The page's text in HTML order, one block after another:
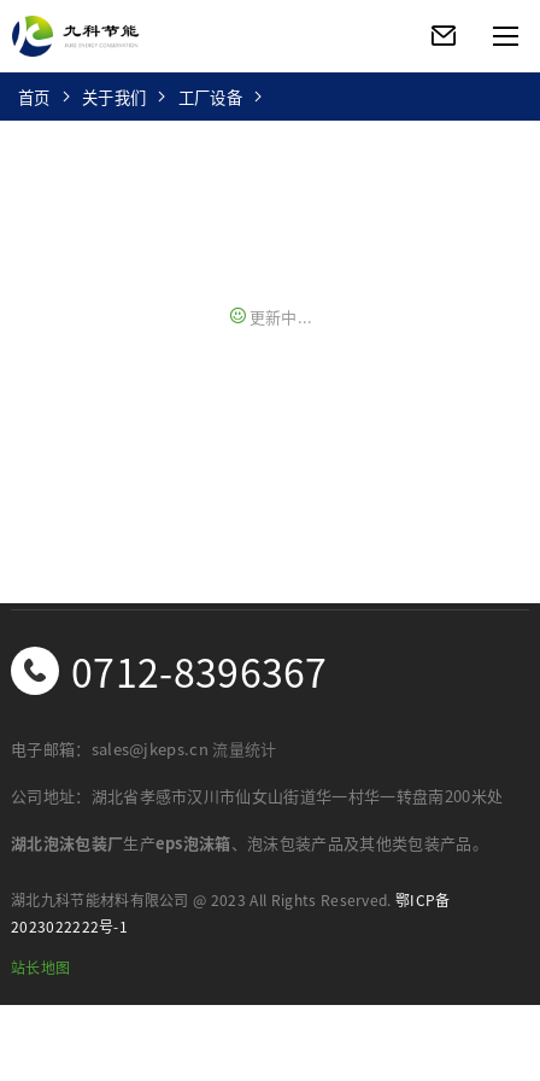
首页 关于我们 工厂设备
更新中...
0712-8396367
电子邮箱：sales@jkeps.cn 流量统计
公司地址：湖北省孝感市汉川市仙女山街道华一村华一转盘南200米处
湖北泡沫包装厂生产eps泡沫箱、泡沫包装产品及其他类包装产品。
湖北九科节能材料有限公司 @ 2023 All Rights Reserved.鄂ICP备
2023022222号-1
站长地图